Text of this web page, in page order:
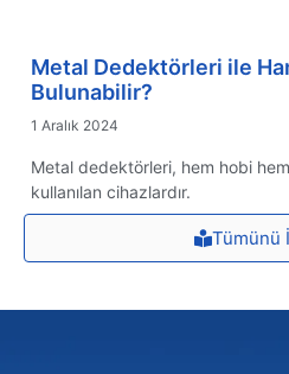
Metal Dedektörleri ile
Bulunabilir?
1 Aralık 2024
Metal dedektörleri, hem hobi
kullanılan cihazlardır.
Tümünü